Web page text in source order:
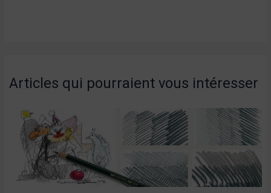
Articles qui pourraient vous intéresser